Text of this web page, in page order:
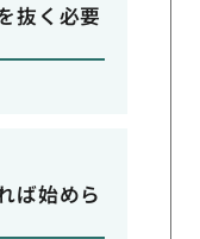
抜く必要
ば始めら